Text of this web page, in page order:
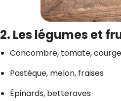
2. Les légumes et
Concombre, tomate,
Pastèque, melon, fraises
Épinards, betteraves